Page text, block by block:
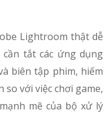
Lightroom thật dễ
tắt các ứng dụng
biên tập phim, hiếm
với việc chơi game,
mẽ của bộ xử lý